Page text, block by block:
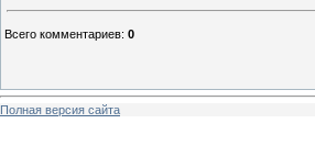
Всего комментариев: 0
Полная версия сайта